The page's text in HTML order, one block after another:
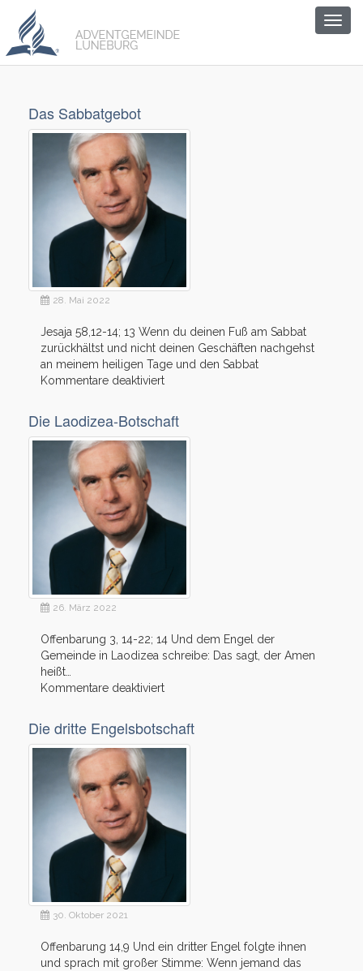
Das Sabbatgebot
28. Mai 2022
Jesaja 58,12-14; 13 Wenn du deinen Fuß am Sabbat
zurückhältst und nicht deinen Geschäften nachgehst
an meinem heiligen Tage und den Sabbat
Kommentare deaktiviertfür
Die Laodizea-Botschaft
26. März 2022
Offenbarung 3, 14-22; 14 Und dem Engel der
Gemeinde in Laodizea schreibe: Das sagt, der Amen
heißt…
Kommentare deaktiviertfür
Botschaft
Die dritte Engelsbotschaft
30. Oktober 2021
Offenbarung 14,9 Und ein dritter Engel folgte ihnen
und sprach mit großer Stimme: Wenn jemand das